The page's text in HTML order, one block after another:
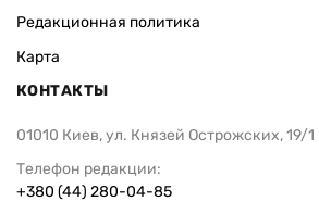
Редакционная политика
Карта
КОНТАКТЫ
01010 Киев, ул. Князей Острожских, 19/1
Телефон редакции:
+380 (44) 280-04-85